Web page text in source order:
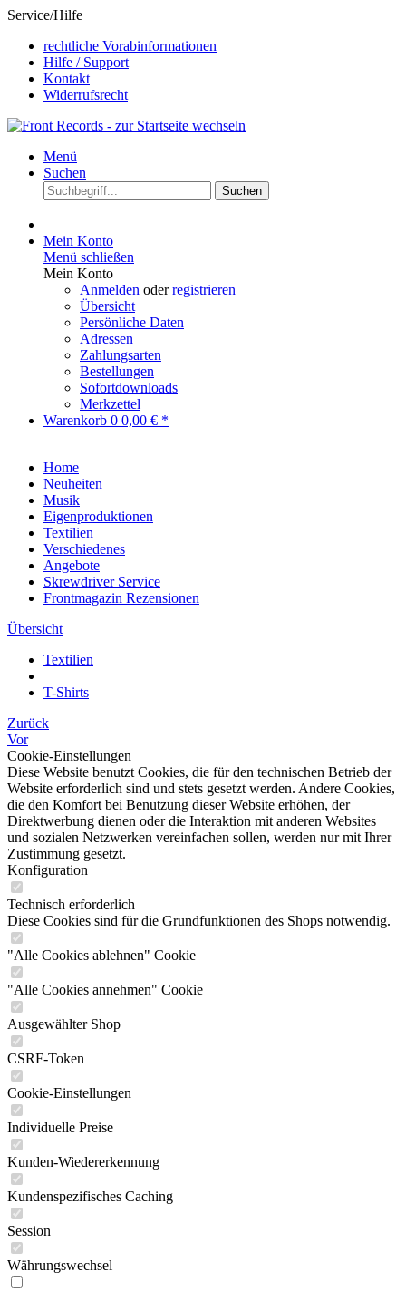
Service/Hilfe
rechtliche Vorabinformationen
Hilfe / Support
Kontakt
Widerrufsrecht
Menü
Suchen
Suchen
Mein Konto
Menü schließen
Mein Konto
Anmelden oderregistrieren
Übersicht
Persönliche Daten
Adressen
Zahlungsarten
Bestellungen
Sofortdownloads
Merkzettel
Warenkorb 0 0,00 € *
Home
Neuheiten
Musik
Eigenproduktionen
Textilien
Verschiedenes
Angebote
Skrewdriver Service
Frontmagazin Rezensionen
Übersicht
Textilien
T-Shirts
Zurück
Vor
Cookie-Einstellungen
Diese Website benutzt Cookies, die für den technischen Betrieb der
Website erforderlich sind und stets gesetzt werden. Andere Cookies,
die den Komfort bei Benutzung dieser Website erhöhen, der
Direktwerbung dienen oder die Interaktion mit anderen Websites
und sozialen Netzwerken vereinfachen sollen, werden nur mit Ihrer
Zustimmung gesetzt.
Konfiguration
Technisch erforderlich
Diese Cookies sind für die Grundfunktionen des Shops notwendig.
"Alle Cookies ablehnen" Cookie
"Alle Cookies annehmen" Cookie
Ausgewählter Shop
CSRF-Token
Cookie-Einstellungen
Individuelle Preise
Kunden-Wiedererkennung
Kundenspezifisches Caching
Session
Währungswechsel